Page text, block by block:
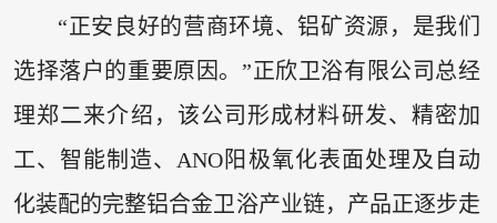
“正安良好的营商环境、铝矿资源，是我们
选择落户的重要原因。”正欣卫浴有限公司总经
理郑二来介绍，该公司形成材料研发、精密加
工、智能制造、ANO阳极氧化表面处理及自动
化装配的完整铝合金卫浴产业链，产品正逐步走